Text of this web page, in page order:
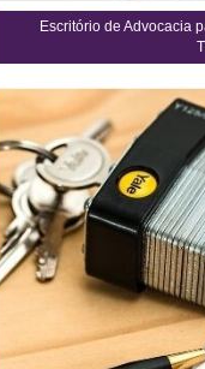
Escritório de Advocacia